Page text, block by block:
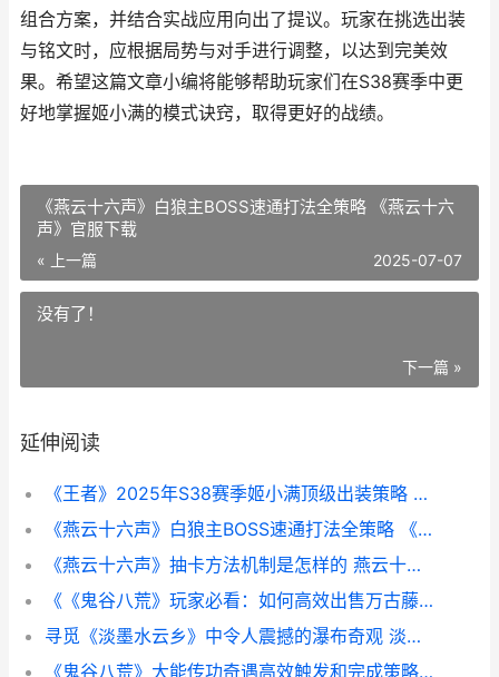
组合方案，并结合实战应用向出了提议。玩家在挑选出装
与铭文时，应根据局势与对手进行调整，以达到完美效
果。希望这篇文章小编将能够帮助玩家们在S38赛季中更
好地掌握姬小满的模式诀窍，取得更好的战绩。
《燕云十六声》白狼主BOSS速通打法全策略 《燕云十六
声》官服下载
« 上一篇 2025-07-07
没有了！
下一篇 »
延伸阅读
《王者》2025年S38赛季姬小满顶级出装策略 王者荣耀s3什么时候结束
《燕云十六声》白狼主BOSS速通打法全策略 《燕云十六声》官服下载
《燕云十六声》抽卡方法机制是怎样的 燕云十六声射覆答案题库
《《鬼谷八荒》玩家必看：如何高效出售万古藤 鬼谷八荒四品灵果哪里获得
寻觅《淡墨水云乡》中令人震撼的瀑布奇观 淡淡的水墨
《鬼谷八荒》大能传功奇遇高效触发和完成策略 鬼谷八荒大蟹在哪